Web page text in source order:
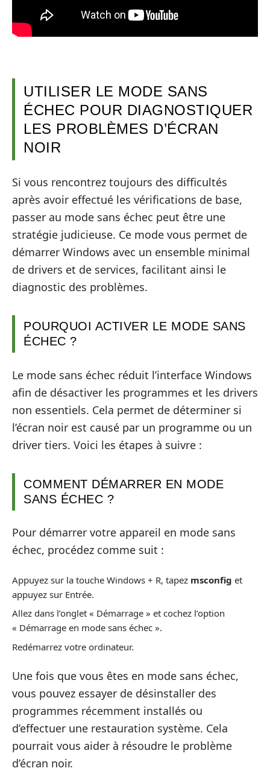
UTILISER LE MODE SANS
ÉCHEC POUR DIAGNOSTIQUER
LES PROBLÈMES D’ÉCRAN
NOIR
Si vous rencontrez toujours des difficultés
après avoir effectué les vérifications de base,
passer au mode sans échec peut être une
stratégie judicieuse. Ce mode vous permet de
démarrer Windows avec un ensemble minimal
de drivers et de services, facilitant ainsi le
diagnostic des problèmes.
POURQUOI ACTIVER LE MODE SANS
ÉCHEC ?
Le mode sans échec réduit l’interface Windows
afin de désactiver les programmes et les drivers
non essentiels. Cela permet de déterminer si
l’écran noir est causé par un programme ou un
driver tiers. Voici les étapes à suivre :
COMMENT DÉMARRER EN MODE
SANS ÉCHEC ?
Pour démarrer votre appareil en mode sans
échec, procédez comme suit :
Appuyez sur la touche Windows + R, tapez msconfig et
appuyez sur Entrée.
Allez dans l’onglet « Démarrage » et cochez l’option
« Démarrage en mode sans échec ».
Redémarrez votre ordinateur.
Une fois que vous êtes en mode sans échec,
vous pouvez essayer de désinstaller des
programmes récemment installés ou
d’effectuer une restauration système. Cela
pourrait vous aider à résoudre le problème
d’écran noir.